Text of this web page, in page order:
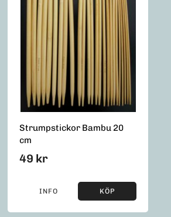
Strumpstickor Bambu 20
cm
49 kr
INFO KÖP